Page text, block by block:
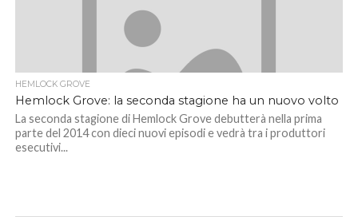
HEMLOCK GROVE
Hemlock Grove: la seconda stagione ha un nuovo volto
La seconda stagione di Hemlock Grove debutterà nella prima
parte del 2014 con dieci nuovi episodi e vedrà tra i produttori
esecutivi...